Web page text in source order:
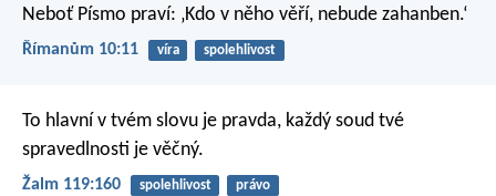
Neboť Písmo praví: ‚Kdo v něho věří, nebude zahanben.‘
Římanům 10:11 víra spolehlivost
To hlavní v tvém slovu je pravda, každý soud tvé
spravedlnosti je věčný.
Žalm 119:160 spolehlivost právo